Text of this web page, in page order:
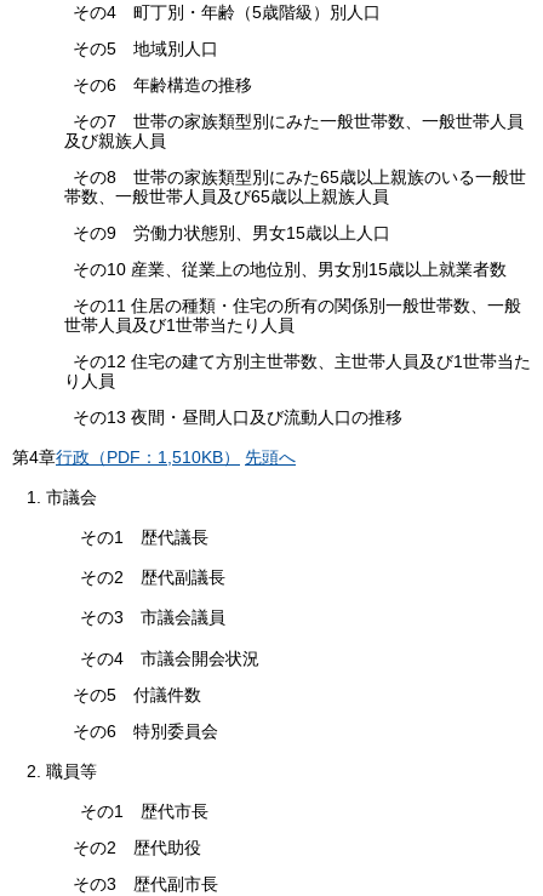
その4 町丁別・年齢（5歳階級）別人口
その5 地域別人口
その6 年齢構造の推移
その7 世帯の家族類型別にみた一般世帯数、一般世帯人員
及び親族人員
その8 世帯の家族類型別にみた65歳以上親族のいる一般世
帯数、一般世帯人員及び65歳以上親族人員
その9 労働力状態別、男女15歳以上人口
その10 産業、従業上の地位別、男女別15歳以上就業者数
その11 住居の種類・住宅の所有の関係別一般世帯数、一般
世帯人員及び1世帯当たり人員
その12 住宅の建て方別主世帯数、主世帯人員及び1世帯当た
り人員
その13 夜間・昼間人口及び流動人口の推移
第4章行政（PDF：1,510KB） 先頭へ
1. 市議会
その1 歴代議長
その2 歴代副議長
その3 市議会議員
その4 市議会開会状況
その5 付議件数
その6 特別委員会
2. 職員等
その1 歴代市長
その2 歴代助役
その3 歴代副市長